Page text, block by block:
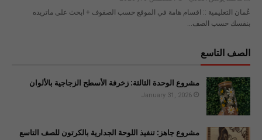
عُمان التعليمية :: اقسام هامة في الموقع حسب الصفوف + ابحث على ماتريده
بنفسك حسب الصف…
الصف التاسع
مشروع الوحدة الثالثة: زخرفة الأسطح الزجاجية بالألوان
January 31, 2026
مشروع جاهز: تنفيذ اللوحة الجدارية بالكرتون للصف التاسع